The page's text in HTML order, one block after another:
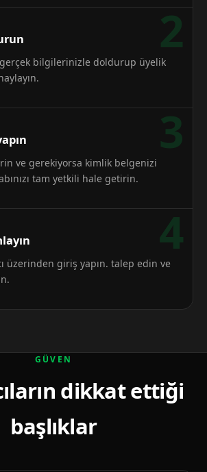
2
bilgilerinizle doldurup üyelik
3
ve gerekiyorsa kimlik belgenizi
tam yetkili hale getirin.
4
üzerinden giriş yapın. talep edin ve
GÜVEN
dikkat ettiği
başlıklar